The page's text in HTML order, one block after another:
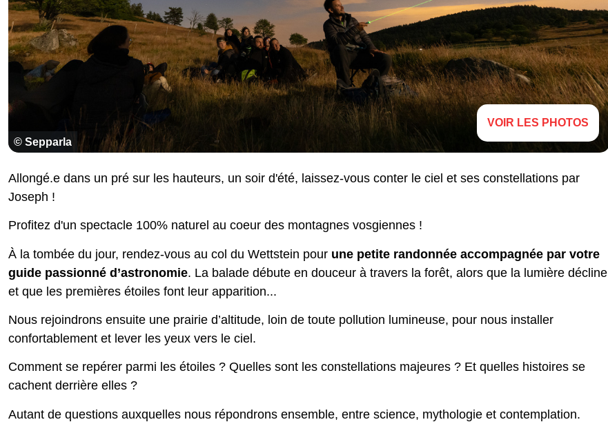
© Sepparla
VOIR LES PHOTOS
Allongé.e dans un pré sur les hauteurs, un soir d'été, laissez-vous conter le ciel et ses constellations par
Joseph !
Profitez d'un spectacle 100% naturel au coeur des montagnes vosgiennes !
À la tombée du jour, rendez-vous au col du Wettstein pour une petite randonnée accompagnée par votre
guide passionné d’astronomie. La balade débute en douceur à travers la forêt, alors que la lumière décline
et que les premières étoiles font leur apparition...
Nous rejoindrons ensuite une prairie d’altitude, loin de toute pollution lumineuse, pour nous installer
confortablement et lever les yeux vers le ciel.
Comment se repérer parmi les étoiles ? Quelles sont les constellations majeures ? Et quelles histoires se
cachent derrière elles ?
Autant de questions auxquelles nous répondrons ensemble, entre science, mythologie et contemplation.